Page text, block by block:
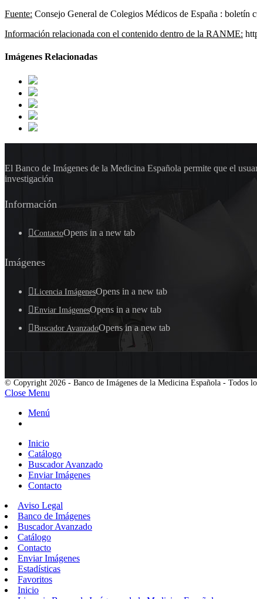
Fuente: Consejo General de Colegios Médicos de España :
Información relacionada con el contenido dentro de la RANME:
Imágenes Relacionadas
El Banco de Imágenes de la Medicina Española permite que el
investigación
Información
ContactoOpens in a new tab
Imágenes
Licencia ImágenesOpens in a new tab
Enviar ImágenesOpens in a new tab
Buscador AvanzadoOpens in a new tab
© Copyright 2026 - Banco de Imágenes de la Medicina Española - Todos
Close Menu
Menú
Inicio
Catálogo
Buscador Avanzado
Enviar Imágenes
Contacto
Aviso Legal
Banco de Imágenes
Buscador Avanzado
Catálogo
Contacto
Enviar Imágenes
Estadísticas
Favoritos
Inicio